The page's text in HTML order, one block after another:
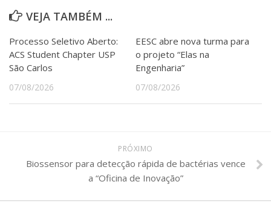
VEJA TAMBÉM ...
Processo Seletivo Aberto:
ACS Student Chapter USP
São Carlos
07/08/2026
EESC abre nova turma para
o projeto “Elas na
Engenharia”
07/08/2026
PRÓXIMO
Biossensor para detecção rápida de bactérias vence
a “Oficina de Inovação”